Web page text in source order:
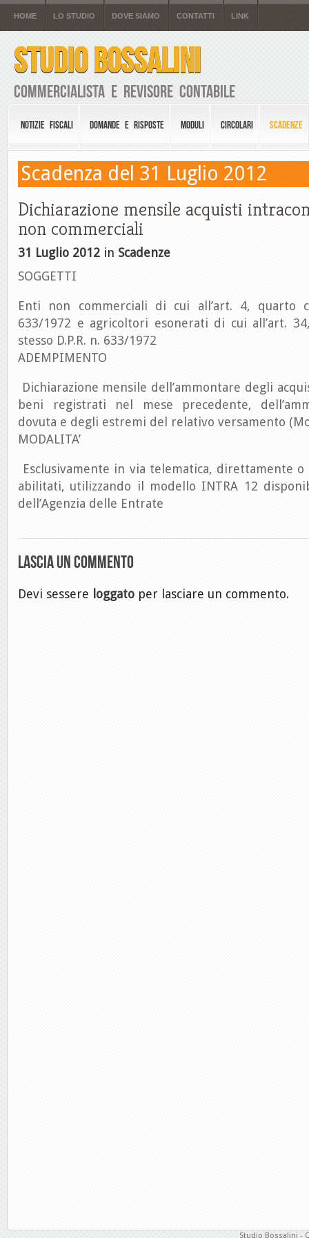
HOME LO STUDIO DOVE SIAMO CONTATTI LINK
STUDIO BOSSALINI
Commercialista e Revisore Contabile
NOTIZIE FISCALI DOMANDE E RISPOSTE MODULI CIRCOLARI SCADENZE
Scadenza del 31 Luglio 2012
Dichiarazione mensile acquisti
non commerciali
31 Luglio 2012 in Scadenze
SOGGETTI
Enti non commerciali di cui all’art. 4, quarto
633/1972 e agricoltori esonerati di cui all’art.
stesso D.P.R. n. 633/1972
ADEMPIMENTO
Dichiarazione mensile dell’ammontare degli
beni registrati nel mese precedente,
dovuta e degli estremi del relativo versamento
MODALITA’
Esclusivamente in via telematica, direttamente
abilitati, utilizzando il modello INTRA 12
dell’Agenzia delle Entrate
Lascia un commento
Devi sessere loggato per lasciare un commento.
Studio Bossalini -